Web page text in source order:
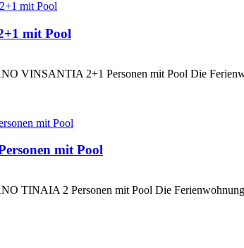
mit Pool
VINSANTIA 2+1 Personen mit Pool Die
mit Pool
TINAIA 2 Personen mit Pool Die